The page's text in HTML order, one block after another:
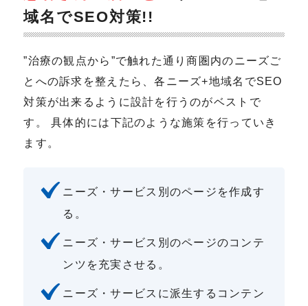
域名でSEO対策!!
”治療の観点から”で触れた通り商圏内のニーズご
とへの訴求を整えたら、各ニーズ+地域名でSEO
対策が出来るように設計を行うのがベストで
す。 具体的には下記のような施策を行っていき
ます。
ニーズ・サービス別のページを作成す
る。
ニーズ・サービス別のページのコンテ
ンツを充実させる。
ニーズ・サービスに派生するコンテン